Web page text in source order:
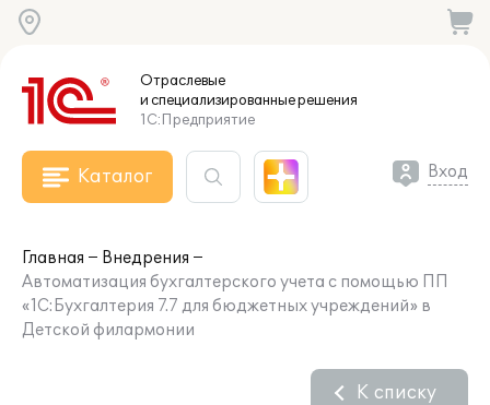
Отраслевые
и специализированныерешения
1С:Предприятие
Каталог Вход
Главная
Внедрения
Автоматизация бухгалтерского учета с помощью ПП
«1С:Бухгалтерия 7.7 для бюджетных учреждений» в
Детской филармонии
К списку